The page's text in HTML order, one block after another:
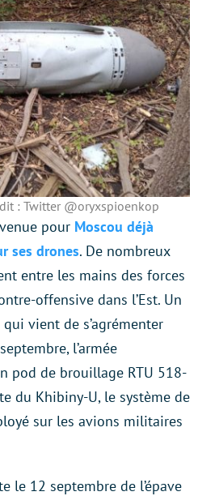
: Twitter @oryxspioenkop
pour Moscou déjà
ses drones. De nombreux
entre les mains des forces
offensive dans l’Est. Un
vient de s’agrémenter
l’armée
pod de brouillage RTU 518-
du Khibiny-U, le système de
sur les avions militaires
le 12 septembre de l’épave